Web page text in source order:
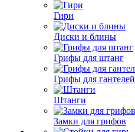
Гири
Диски и блины
Грифы для штанг
Грифы для гантелей
Штанги
Замки для грифов